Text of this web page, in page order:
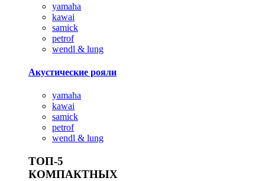
yamaha
kawai
samick
petrof
wendl & lung
Акустические рояли
yamaha
kawai
samick
petrof
wendl & lung
ТОП-5
КОМПАКТНЫХ